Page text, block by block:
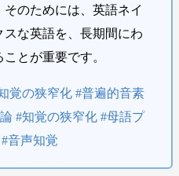
のためには、英語ネイ
な英語を、長期間にわ
とが重要です。
覚の狭窄化 #普遍的音素
#知覚の狭窄化 #母語プ
音声知覚